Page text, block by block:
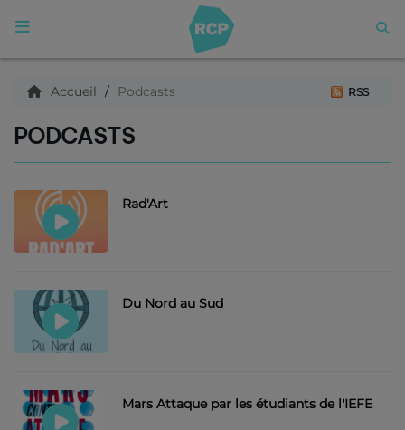
ACCUEIL
Qui sommes nous ?
Articles
C'est quoi ce titre ?
Accueil Podcasts RSS
PODCASTS
Rad'Art
Du Nord au Sud
Mars Attaque par les étudiants de l'IEFE